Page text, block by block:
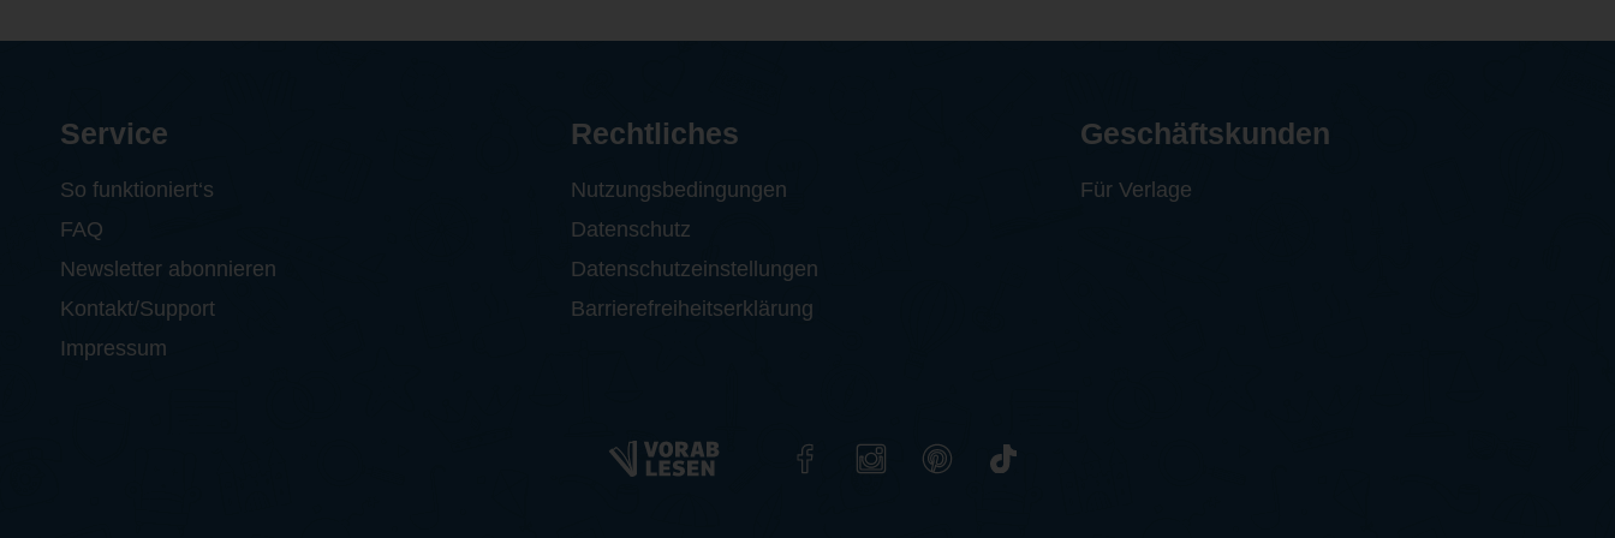
Service
So funktioniert‘s
FAQ
Newsletter abonnieren
Kontakt/Support
Impressum
Rechtliches
Nutzungsbedingungen
Datenschutz
Datenschutzeinstellungen
Barrierefreiheitserklärung
Geschäftskunden
Für Verlage